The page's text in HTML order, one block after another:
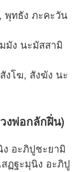
พุทธัง ภะคะวัน
มัง นะมัสสามิ
งโฆ, สังฆัง นะ
งพ่อกลักฝิ่น)
ง อะภิปูชะยามิ
ฏฐะมุนิง อะภิปู